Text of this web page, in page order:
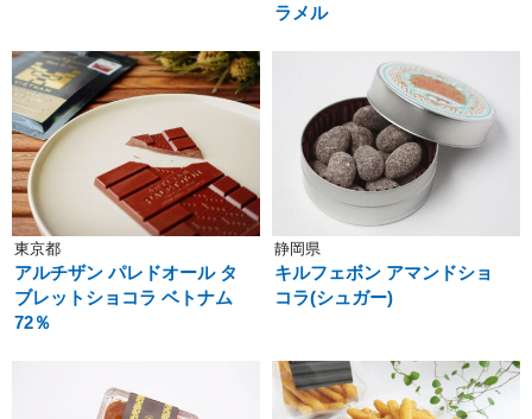
ラメル
東京都
アルチザン パレドオール タ
ブレットショコラ ベトナム
72％
静岡県
キルフェボン アマンドショ
コラ(シュガー)